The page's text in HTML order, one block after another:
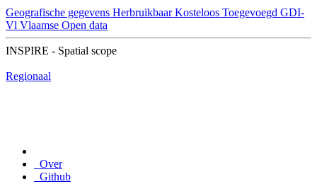
Geografische gegevens Herbruikbaar Kosteloos Toegevoegd GDI-
Vl Vlaamse Open data
INSPIRE - Spatial scope
Regionaal
Over
Github